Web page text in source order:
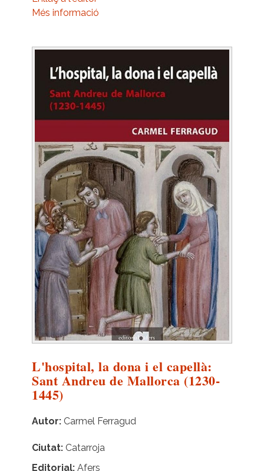
Més informació
Image
L'hospital, la dona i el capellà:
Sant Andreu de Mallorca (1230-
1445)
Autor Carmel Ferragud
Ciutat Catarroja
Editorial Afers